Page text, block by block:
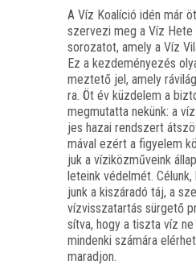
TÁMOGATÁS
TUDÁSTÁR
HÍREINK
A Víz Koa­lí­ció idén már
szer­ve­zi meg a Víz
so­ro­za­tot, amely a Víz
Ez a kez­de­mé­nye­zés
mez­te­tő jel, amely
ra. Öt év küz­de­lem a
meg­mu­tat­ta nekünk: a
jes hazai rend­szert
má­val ezért a figye­lem
juk a vízi­köz­mű­ve­ink
le­te­ink védel­mét.
junk a kiszá­ra­dó táj, a
víz­vissza­tar­tás sür­ge­tő
sít­va, hogy a tisz­ta víz ne
min­den­ki szá­má­ra
maradjon.